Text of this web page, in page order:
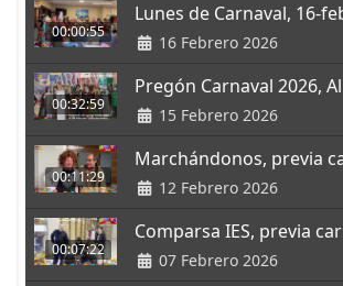
00:00:55
Lunes de Carnaval, 16-
16 Febrero 2026
00:32:59
Pregón Carnaval 2026,
15 Febrero 2026
00:11:29
Marchándonos, previa
12 Febrero 2026
00:07:22
Comparsa IES, previa
07 Febrero 2026